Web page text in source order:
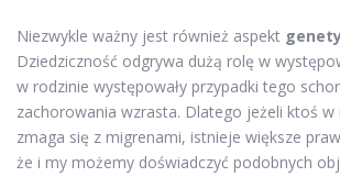
Niezwykle ważny jest również aspekt
Dziedziczność odgrywa dużą rolę w
w rodzinie występowały przypadki tego
zachorowania wzrasta. Dlatego jeżeli ktoś
zmaga się z migrenami, istnieje większe
że i my możemy doświadczyć podobnych